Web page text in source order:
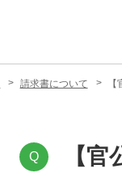
請求書について
Q
【